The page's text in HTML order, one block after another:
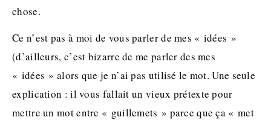
chose.
Ce n’est pas à moi de vous parler de mes « idées »
(d’ailleurs, c’est bizarre de me parler des mes
« idées » alors que je n’ai pas utilisé le mot. Une seule
explication : il vous fallait un vieux prétexte pour
mettre un mot entre « guillemets » parce que ça « met